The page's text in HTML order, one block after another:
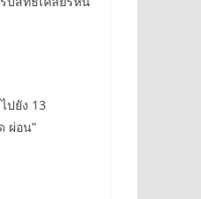
ปยัง 13
ผ่อน”